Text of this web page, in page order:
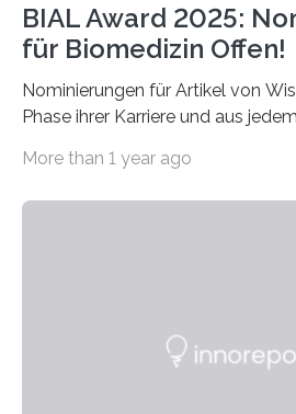
BIAL Award 2025:
für Biomedizin Offen!
Nominierungen für Artikel von
Phase ihrer Karriere und aus
Leben gerufen, um die
Foundation, des BIAL Award in
More than 1 year ago